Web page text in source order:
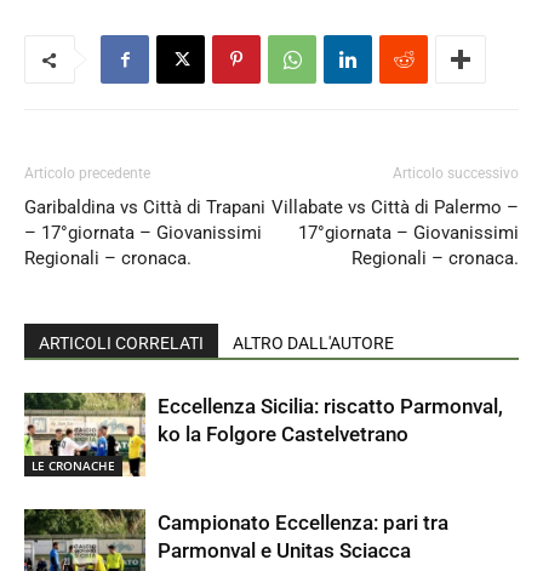
Articolo precedente
Garibaldina vs Città di Trapani
– 17°giornata – Giovanissimi
Regionali – cronaca.
Articolo successivo
Villabate vs Città di Palermo –
17°giornata – Giovanissimi
Regionali – cronaca.
ARTICOLI CORRELATI ALTRO DALL'AUTORE
LE CRONACHE
Eccellenza Sicilia: riscatto Parmonval,
ko la Folgore Castelvetrano
Campionato Eccellenza: pari tra
Parmonval e Unitas Sciacca